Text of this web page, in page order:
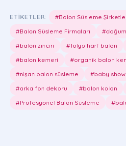
ETIKETLER:
#Balon Süsleme
#Balon Süsleme Firmaları
#balon zinciri
#folyo harf balon
#balon kemeri
#organik balon
#nişan balon süsleme
#baby
#arka fon dekoru
#balon kolon
#Profesyonel Balon Süsleme